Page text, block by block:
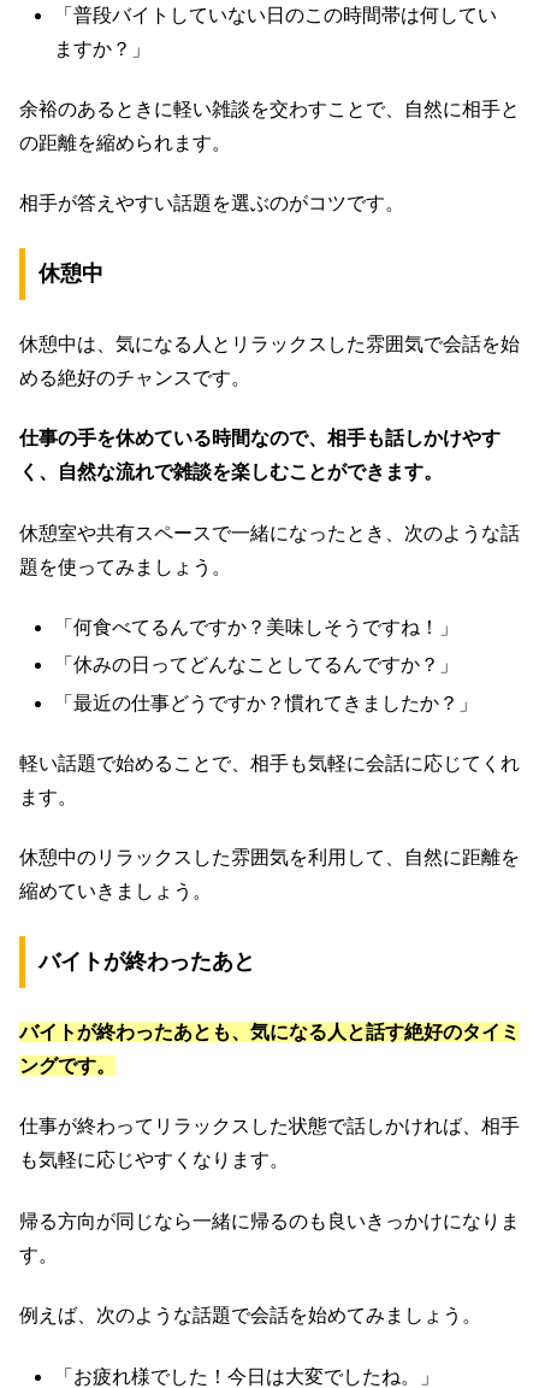
「普段バイトしていない日のこの時間帯は何してい
ますか？」
余裕のあるときに軽い雑談を交わすことで、自然に相手と
の距離を縮められます。
相手が答えやすい話題を選ぶのがコツです。
休憩中
休憩中は、気になる人とリラックスした雰囲気で会話を始
める絶好のチャンスです。
仕事の手を休めている時間なので、相手も話しかけやす
く、自然な流れで雑談を楽しむことができます。
休憩室や共有スペースで一緒になったとき、次のような話
題を使ってみましょう。
「何食べてるんですか？美味しそうですね！」
「休みの日ってどんなことしてるんですか？」
「最近の仕事どうですか？慣れてきましたか？」
軽い話題で始めることで、相手も気軽に会話に応じてくれ
ます。
休憩中のリラックスした雰囲気を利用して、自然に距離を
縮めていきましょう。
バイトが終わったあと
バイトが終わったあとも、気になる人と話す絶好のタイミ
ングです。
仕事が終わってリラックスした状態で話しかければ、相手
も気軽に応じやすくなります。
帰る方向が同じなら一緒に帰るのも良いきっかけになりま
す。
例えば、次のような話題で会話を始めてみましょう。
「お疲れ様でした！今日は大変でしたね。」